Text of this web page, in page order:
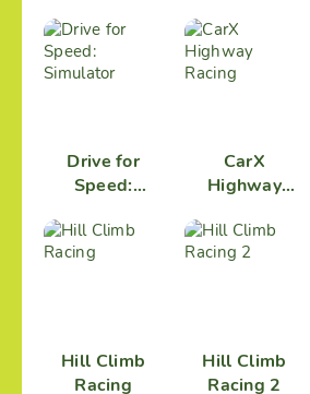
Drive for
Speed:
CarX
Highway
Hill Climb
Racing
Hill Climb
Racing 2